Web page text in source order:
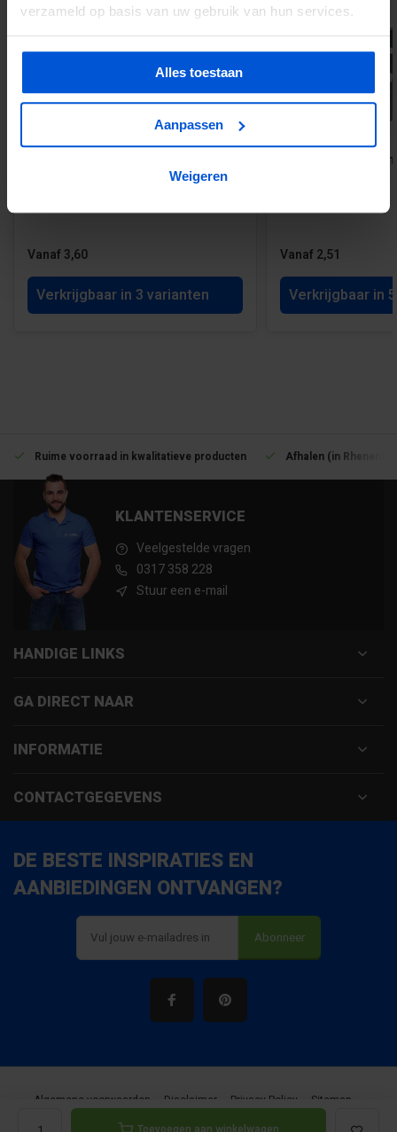
verzameld op basis van uw gebruik van hun services.
Alles toestaan
Aanpassen
Weigeren
Vanaf 3,60
Verkrijgbaar in 3 varianten
Balkdrager zwaar
Vanaf 2,51
Verkrijgbaar in
Ruime voorraad in kwalitatieve producten Afhalen (in Rhenen)
KLANTENSERVICE
Veelgestelde vragen
0317 358 228
Stuur een e-mail
HANDIGE LINKS
GA DIRECT NAAR
INFORMATIE
CONTACTGEGEVENS
DE BESTE INSPIRATIES EN
AANBIEDINGEN ONTVANGEN?
Abonneer
Algemene voorwaarden Disclaimer Privacy Policy Sitemap